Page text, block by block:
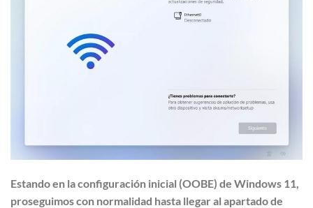
Estando en la configuración inicial (OOBE) de Windows 11,
proseguimos con normalidad hasta llegar al apartado de